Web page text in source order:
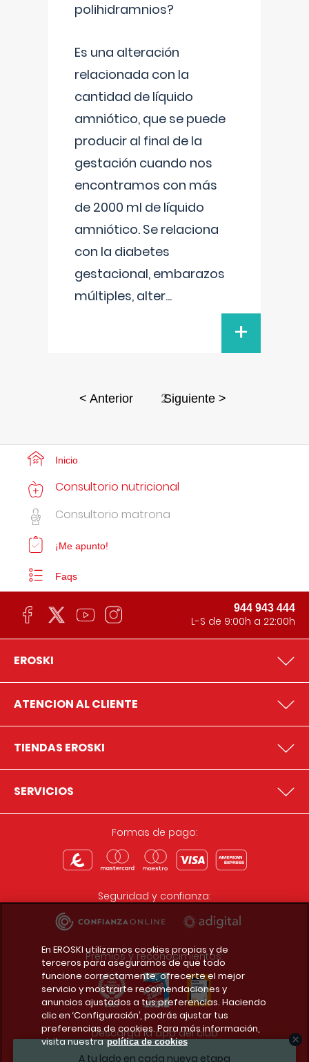
polihidramnios?
Es una alteración
relacionada con la
cantidad de líquido
amniótico, que se puede
producir al final de la
gestación cuando nos
encontramos con más
de 2000 ml de líquido
amniótico. Se relaciona
con la diabetes
gestacional, embarazos
múltiples, alter...
+
< Anterior 2Siguiente >
A tu lado en cada nueva etapa
Inicio
Consultorio nutricional
Consultorio matrona
¡Me apunto!
Faqs
944 943 444
L-S de 9:00h a 22:00h
EROSKI
ATENCION AL CLIENTE
TIENDAS EROSKI
SERVICIOS
Formas de pago:
Seguridad y confianza:
Premios y reconocimientos:
Descarga la app del club
En EROSKI utilizamos cookies propias y de
terceros para asegurarnos de que todo
funcione correctamente, ofrecerte el mejor
servicio y mostrarte recomendaciones y
anuncios ajustados a tus preferencias. Haciendo
clic en ‘Configuración’, podrás ajustar tus
preferencias de cookies. Para más información,
visita nuestra política de cookies